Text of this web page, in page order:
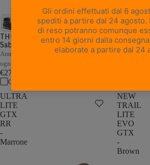
THUNDER GTX - Marrone /
Sabbia
Ammortizzazione e stabilità adattive a
ogni passo
€279,00
Confronta
NEW
Marrone
Pelle pieno
ULTRA
LITE
GTX
RR
-
Marrone
NEW
TRAIL
LITE
EVO
GTX
-
Brown